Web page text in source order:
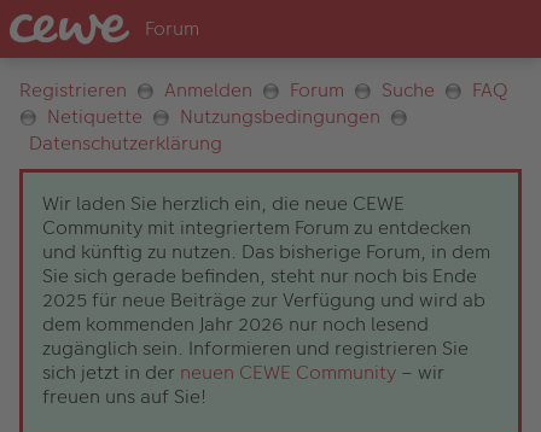
Registrieren Anmelden Forum Suche
FAQ
Netiquette
Nutzungsbedingungen
Datenschutzerklärung
Wir laden Sie herzlich ein, die neue CEWE
Community mit integriertem Forum zu entdecken
und künftig zu nutzen. Das bisherige Forum, in dem
Sie sich gerade befinden, steht nur noch bis Ende
2025 für neue Beiträge zur Verfügung und wird ab
dem kommenden Jahr 2026 nur noch lesend
zugänglich sein. Informieren und registrieren Sie
sich jetzt in der neuen CEWE Community – wir
freuen uns auf Sie!